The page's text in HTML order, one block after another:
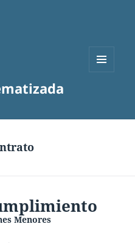
Menores